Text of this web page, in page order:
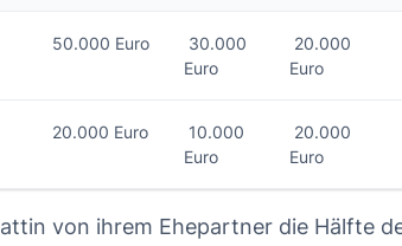
50.000 Euro
30.000
Euro
20.000
Euro
20.000 Euro
10.000
Euro
20.000
Euro
von ihrem Ehepartner die Hälfte